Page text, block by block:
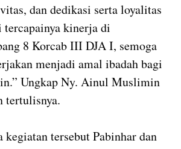
dan dedikasi serta loyalitas
kinerja di
8 Korcab III DJA I, semoga
menjadi amal ibadah bagi
Ungkap Ny. Ainul Muslimin
tertulisnya.
kegiatan tersebut Pabinhar dan